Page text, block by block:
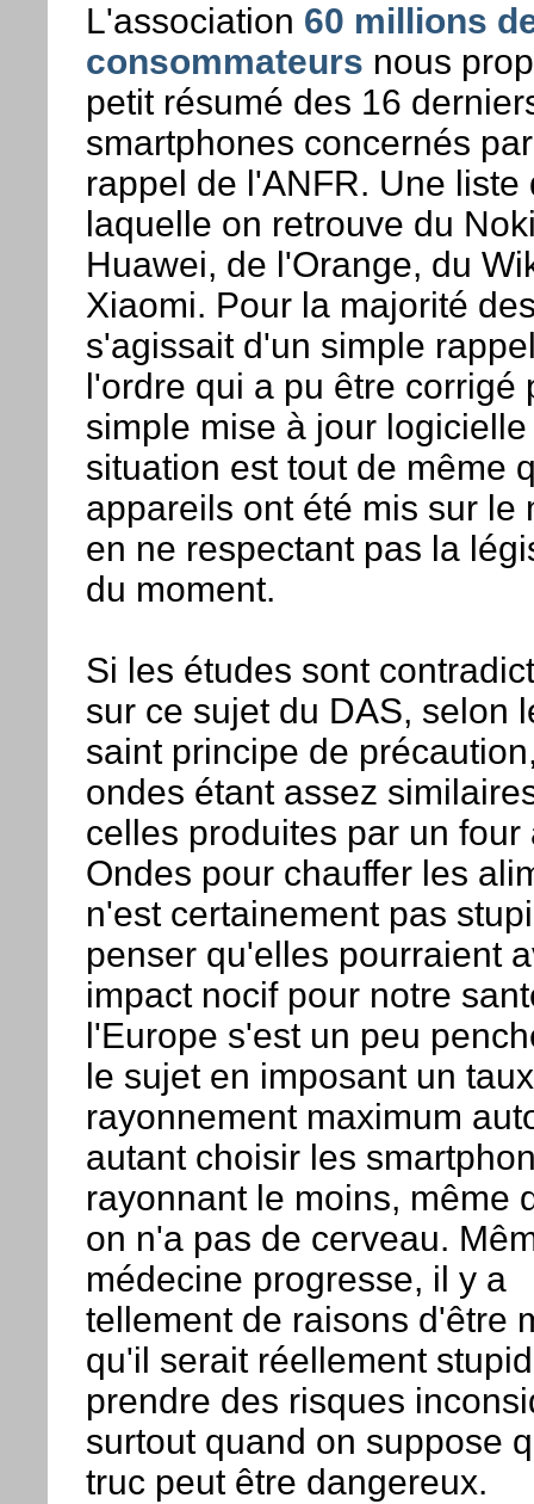
L'association 60 millions
consommateurs nous
petit résumé des 16
smartphones concernés
rappel de l'ANFR. Une liste
laquelle on retrouve du
Huawei, de l'Orange, du
Xiaomi. Pour la majorité
s'agissait d'un simple
l'ordre qui a pu être corrigé
simple mise à jour
situation est tout de même
appareils ont été mis sur le
en ne respectant pas la
du moment.
Si les études sont
sur ce sujet du DAS, selon
saint principe de
ondes étant assez
celles produites par un four
Ondes pour chauffer les
n'est certainement pas
penser qu'elles pourraient
impact nocif pour notre
l'Europe s'est un peu
le sujet en imposant un
rayonnement maximum
autant choisir les
rayonnant le moins, même
on n'a pas de cerveau.
médecine progresse, il y a
tellement de raisons d'être
qu'il serait réellement
prendre des risques
surtout quand on suppose
truc peut être dangereux.